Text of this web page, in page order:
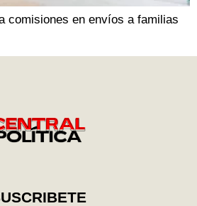
comisiones en envíos a familias